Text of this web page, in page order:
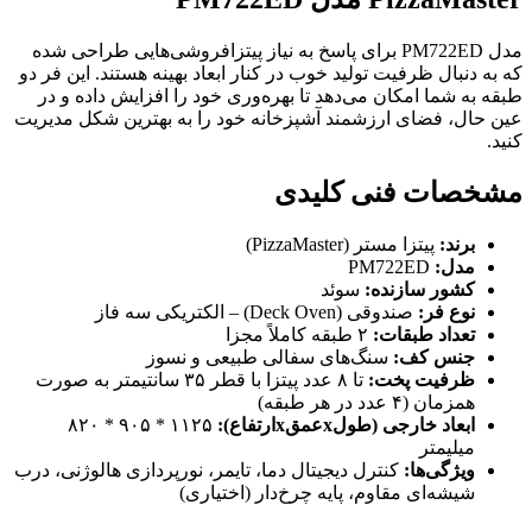
مدل PM722ED برای پاسخ به نیاز پیتزافروشی‌هایی طراحی شده
که به دنبال ظرفیت تولید خوب در کنار ابعاد بهینه هستند. این فر دو
طبقه به شما امکان می‌دهد تا بهره‌وری خود را افزایش داده و در
عین حال، فضای ارزشمند آشپزخانه خود را به بهترین شکل مدیریت
کنید.
مشخصات فنی کلیدی
برند: پیتزا مستر (PizzaMaster)
مدل:
کشور سازنده: سوئد
نوع فر: صندوقی (Deck Oven) – الکتریکی سه فاز
تعداد طبقات:
جنس کف: سنگ‌های سفالی طبیعی و نسوز
ظرفیت پخت:
تا ۸ عدد پیتزا با قطر ۳۵ سانتیمتر به صورت
همزمان (۴ عدد در هر طبقه)
ابعاد خارجی (طولxعمقx ارتفاع):
۱۱۲۵ * ۹۰۵ * ۸۲۰
میلیمتر
ویژگی‌ها: کنترل دیجیتال دما، تایمر، نورپردازی هالوژنی، درب
شیشه‌ای مقاوم، پایه چرخ‌دار (اختیاری)